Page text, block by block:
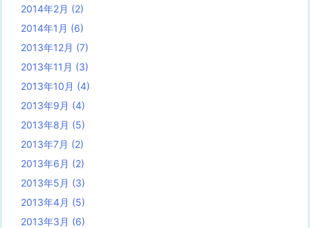
2014年2月 (2)
2014年1月 (6)
2013年12月 (7)
2013年11月 (3)
2013年10月 (4)
2013年9月 (4)
2013年8月 (5)
2013年7月 (2)
2013年6月 (2)
2013年5月 (3)
2013年4月 (5)
2013年3月 (6)